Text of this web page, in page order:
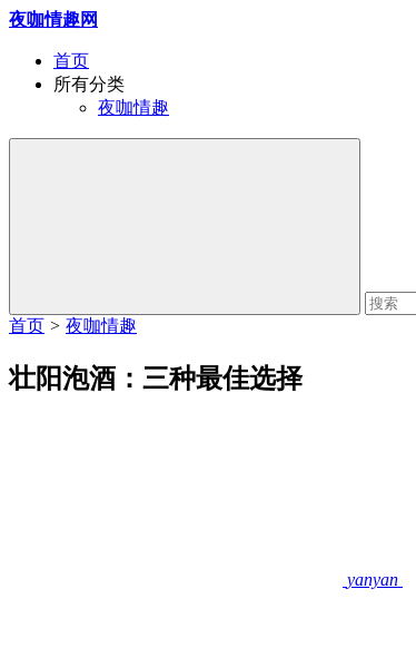
夜咖情趣网
首页
所有分类
夜咖情趣
首页 > 夜咖情趣
壮阳泡酒：三种最佳选择
yanyan